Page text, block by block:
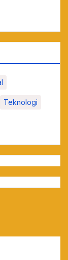
Teknologi